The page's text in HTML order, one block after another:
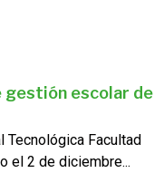
gestión escolar de
Tecnológica Facultad
el 2 de diciembre...